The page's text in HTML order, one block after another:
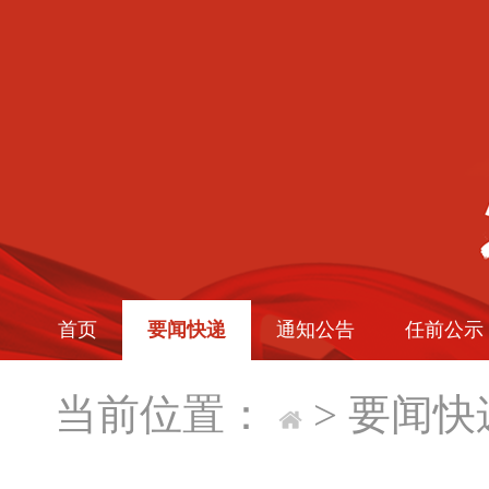
首页 要闻快递 通知公告 任前公示
当前位置： > 要闻快